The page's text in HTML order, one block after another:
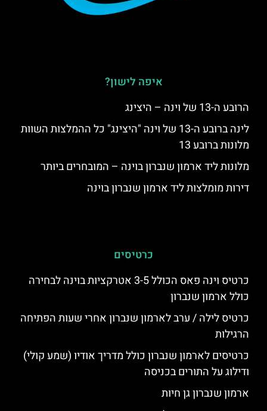
איפה לישון?
הרובע ה-13 של וינה – היצינג
לינה ברובע ה-13 של וינה "היצינג" כל ההמלצות השוות
מלונות ברובע 13
מלונות ליד ארמון שנברון בוינה – המובחרים ביותר
דירות מומלצות ליד ארמון שנברון בוינה
כרטיסים
כרטיס וינה פאס הכולל 3-5 אטרקציות בוינה לבחירה
כולל ארמון שנברון
כרטיס לילה / ערב לארמון שנברון אחרי שעות הפתיחה
הרגילות
כרטיסים לארמון שנברון כולל מדריך אודיו (שמע קולי)
ודילוג על התורים בכניסה
ארמון שנברון גן חיות